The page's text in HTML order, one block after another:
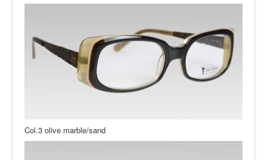
Col.3 olive marble/sand